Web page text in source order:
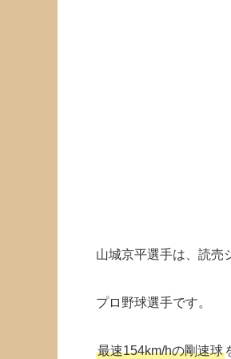
山城京平選手は、読売
プロ野球選手です。
最速154km/hの剛速球